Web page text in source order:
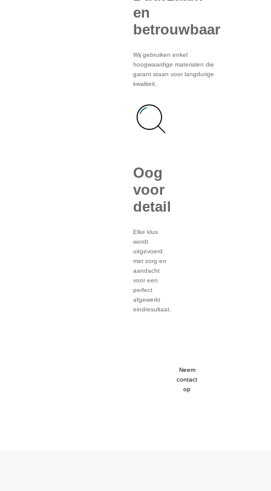
en
betrouwbaar
Wij gebruiken enkel
hoogwaardige materialen die
garant staan voor langdurige
kwaliteit.
Oog
voor
detail
Elke klus
wordt
uitgevoerd
met zorg en
aandacht
voor een
perfect
afgewerkt
eindresultaat.
Neem
contact
op